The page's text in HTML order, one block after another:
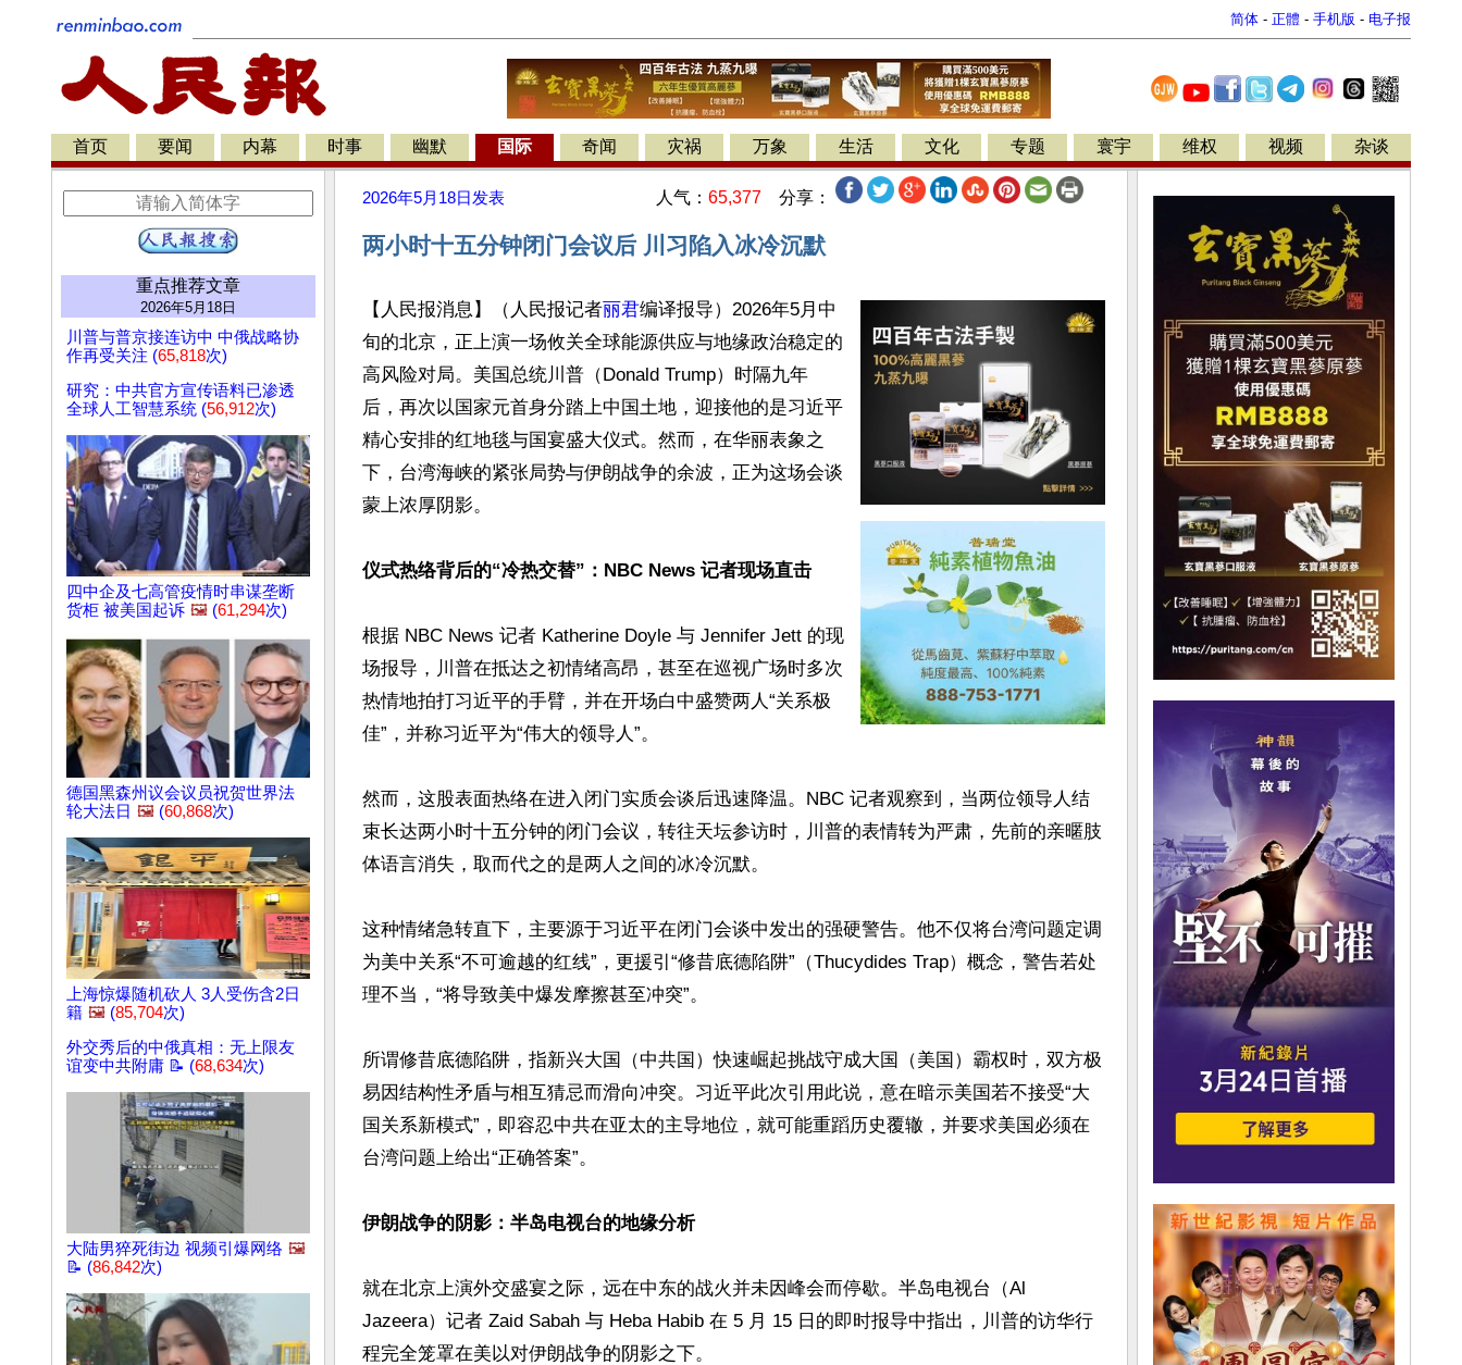
简体 - 正體 - 手机版 - 电子报
首页 要闻 内幕 时事 幽默 国际 奇闻 灾祸 万象 生活 文化 专题 寰宇 维权 视频 杂谈
重点推荐文章
2026年5月18日
川普与普京接连访中 中俄战略协
作再受关注 (65,818次)
研究：中共官方宣传语料已渗透
全球人工智慧系统 (56,912次)
四中企及七高管疫情时串谋垄断
货柜 被美国起诉 🖼️ (61,294次)
德国黑森州议会议员祝贺世界法
轮大法日 🖼️ (60,868次)
上海惊爆随机砍人 3人受伤含2日
籍 🖼️ (85,704次)
外交秀后的中俄真相：无上限友
谊变中共附庸 📝 (68,634次)
大陆男猝死街边 视频引爆网络 🖼️
📝 (86,842次)
2026年5月18日 发表 人气： 65,377 分享：
两小时十五分钟闭门会议后 川习陷入冰冷沉默
【人民报消息】（人民报记者丽君编译报导）2026年5月中
旬的北京，正上演一场攸关全球能源供应与地缘政治稳定的
高风险对局。美国总统川普（Donald Trump）时隔九年
后，再次以国家元首身分踏上中国土地，迎接他的是习近平
精心安排的红地毯与国宴盛大仪式。然而，在华丽表象之
下，台湾海峡的紧张局势与伊朗战争的余波，正为这场会谈
蒙上浓厚阴影。
仪式热络背后的“冷热交替”：NBC News 记者现场直击
根据 NBC News 记者 Katherine Doyle 与 Jennifer Jett 的现
场报导，川普在抵达之初情绪高昂，甚至在巡视广场时多次
热情地拍打习近平的手臂，并在开场白中盛赞两人“关系极
佳”，并称习近平为“伟大的领导人”。
然而，这股表面热络在进入闭门实质会谈后迅速降温。NBC 记者观察到，当两位领导人结
束长达两小时十五分钟的闭门会议，转往天坛参访时，川普的表情转为严肃，先前的亲暱肢
体语言消失，取而代之的是两人之间的冰冷沉默。
这种情绪急转直下，主要源于习近平在闭门会谈中发出的强硬警告。他不仅将台湾问题定调
为美中关系“不可逾越的红线”，更援引“修昔底德陷阱”（Thucydides Trap）概念，警告若处
理不当，“将导致美中爆发摩擦甚至冲突”。
所谓修昔底德陷阱，指新兴大国（中共国）快速崛起挑战守成大国（美国）霸权时，双方极
易因结构性矛盾与相互猜忌而滑向冲突。习近平此次引用此说，意在暗示美国若不接受“大
国关系新模式”，即容忍中共在亚太的主导地位，就可能重蹈历史覆辙，并要求美国必须在
台湾问题上给出“正确答案”。
伊朗战争的阴影：半岛电视台的地缘分析
就在北京上演外交盛宴之际，远在中东的战火并未因峰会而停歇。半岛电视台（Al
Jazeera）记者 Zaid Sabah 与 Heba Habib 在 5 月 15 日的即时报导中指出，川普的访华行
程完全笼罩在美以对伊朗战争的阴影之下。